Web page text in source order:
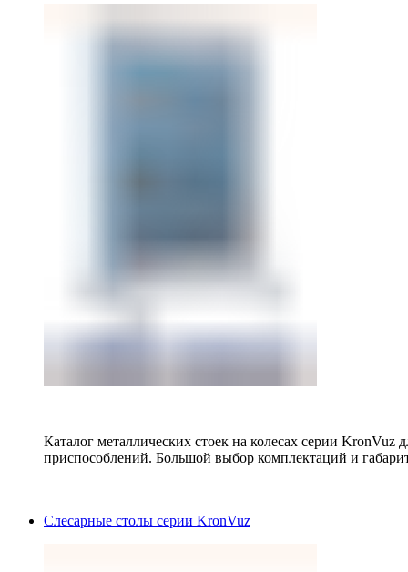
Каталог металлических стоек на колесах серии KronVuz
приспособлений. Большой выбор комплектаций и
Слесарные столы серии KronVuz